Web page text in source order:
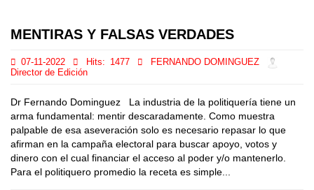
MENTIRAS Y FALSAS VERDADES
07-11-2022 Hits: 1477
FERNANDO DOMINGUEZ
Director de Edición
Dr Fernando Dominguez La industria de la politiquería tiene un
arma fundamental: mentir descaradamente. Como muestra
palpable de esa aseveración solo es necesario repasar lo que
afirman en la campaña electoral para buscar apoyo, votos y
dinero con el cual financiar el acceso al poder y/o mantenerlo.
Para el politiquero promedio la receta es simple...